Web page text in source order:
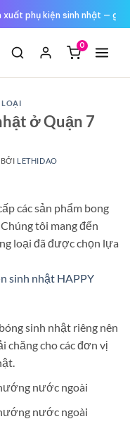
miễn phí nếu hàng lỗi
0
LOẠI
ở Quận 7
BỞI LETHIDAO
các sản phẩm bong
tôi mang đến
loại đã được chọn lựa
sinh nhật HAPPY
sinh nhật riêng nên
chăng cho các đơn vị
nước ngoài
nước ngoài